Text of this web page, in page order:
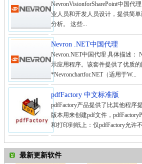
NevronVisionforSharePoint中国代
业人员和开发人员设计，提供简
分析。 这些...
Nevron .NET中国代理
Nevron.NET中国代理 具体描述：
示应用程序。该套件提供了优质
*Nevronchartfor.NET（适用于W...
pdfFactory 中文标准版
pdfFactory产品提供了比其他程序
版本用来创建pdf文件，
和打印到纸上：仅pdfFactory允许
最新更新软件